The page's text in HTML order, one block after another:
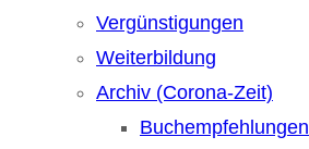
Vergünstigungen
Weiterbildung
Archiv (Corona-Zeit)
Buchempfehlungen